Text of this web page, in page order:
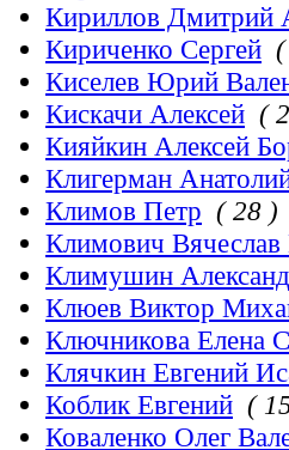
Кириллов Дмитрий
Кириченко Сергей
Киселев Юрий
Кискачи Алексей (
Кияйкин Алексей
Клигерман
Климов Петр ( 28 )
Климович Вячеслав
Климушин
Клюев Виктор
Ключникова Елена
Клячкин Евгений
Коблик Евгений (
Коваленко Олег